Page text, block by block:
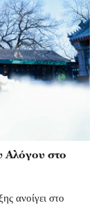
Αλόγου στο
ανοίγει στο